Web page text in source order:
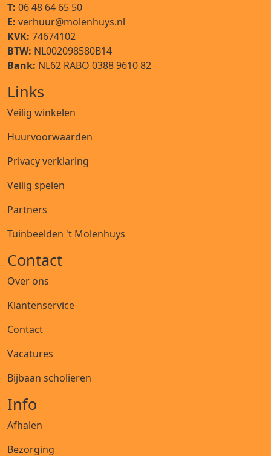
T: 06 48 64 65 50
E: verhuur@molenhuys.nl
KVK: 74674102
BTW: NL002098580B14
Bank: NL62 RABO 0388 9610 82
Links
Veilig winkelen
Huurvoorwaarden
Privacy verklaring
Veilig spelen
Partners
Tuinbeelden 't Molenhuys
Contact
Over ons
Klantenservice
Contact
Vacatures
Bijbaan scholieren
Info
Afhalen
Bezorging